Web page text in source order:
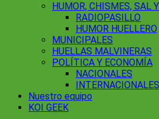
HUMOR, CHISMES, SAL
RADIOPASILLO
HUMOR HUELLERO
MUNICIPALES
HUELLAS MALVINERAS
POLÍTICA Y ECONOMÍA
NACIONALES
INTERNACIONALES
Nuestro equipo
KOI GEEK